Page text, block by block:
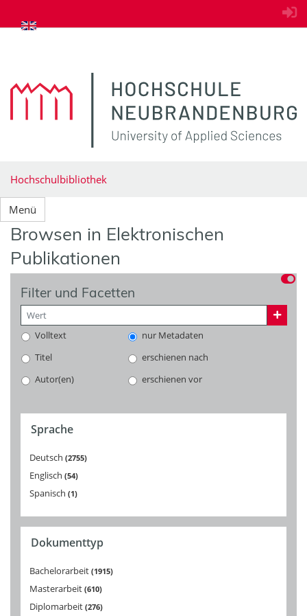
zum Inhalt springen
Hochschulbibliothek
Menü
Browsen in Elektronischen
Publikationen
Filter und Facetten
Volltext
nur Metadaten
Titel
erschienen nach
Autor(en)
erschienen vor
Sprache
Deutsch 2755
Englisch 54
Spanisch 1
Dokumenttyp
Bachelorarbeit 1915
Masterarbeit 610
Diplomarbeit 276